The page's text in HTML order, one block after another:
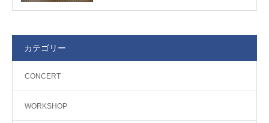
カテゴリー
CONCERT
WORKSHOP